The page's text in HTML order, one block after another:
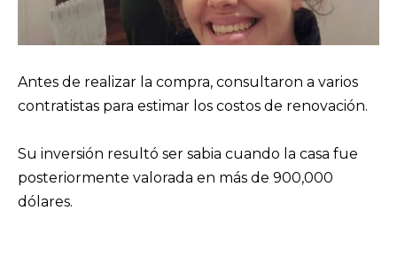
Antes de realizar la compra, consultaron a varios
contratistas para estimar los costos de renovación.
Su inversión resultó ser sabia cuando la casa fue
posteriormente valorada en más de 900,000
dólares.